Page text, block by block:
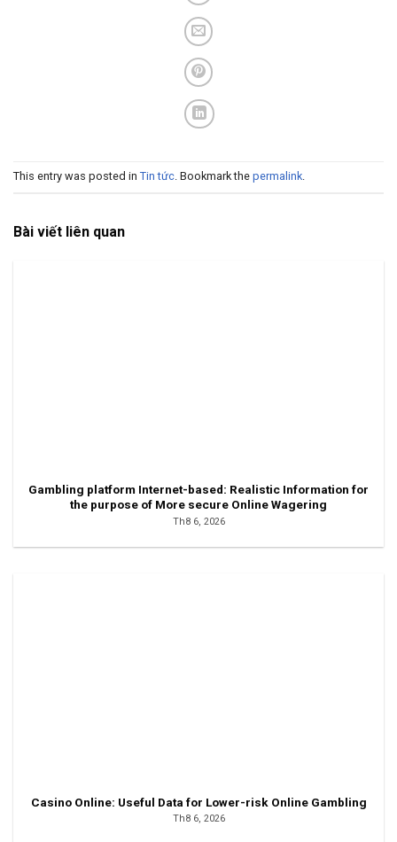
This entry was posted in Tin tức. Bookmark the permalink.
Bài viết liên quan
Gambling platform Internet-based: Realistic Information for
the purpose of More secure Online Wagering
Th8 6, 2026
Casino Online: Useful Data for Lower-risk Online Gambling
Th8 6, 2026